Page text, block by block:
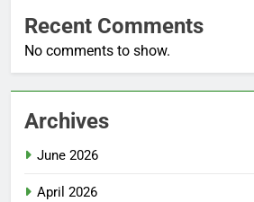
Recent Comments
No comments to show.
Archives
June 2026
April 2026